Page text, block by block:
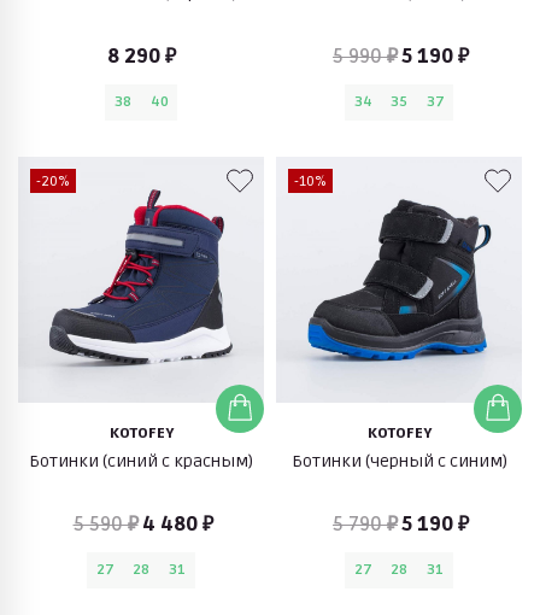
8 290 ₽
38 40
5 990 ₽5 190 ₽
34 35 37
-20%
KOTOFEY
Ботинки (синий с красным)
5 590 ₽ 4 480 ₽
27 28 31
-10%
KOTOFEY
Ботинки (черный с синим)
5 790 ₽5 190 ₽
27 28 31